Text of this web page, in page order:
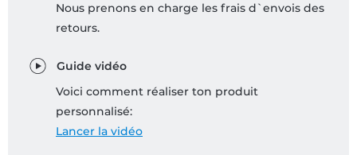
Nous prenons en charge les frais d`envois des
retours.
Guide vidéo
Voici comment réaliser ton produit
personnalisé:
Lancer la vidéo